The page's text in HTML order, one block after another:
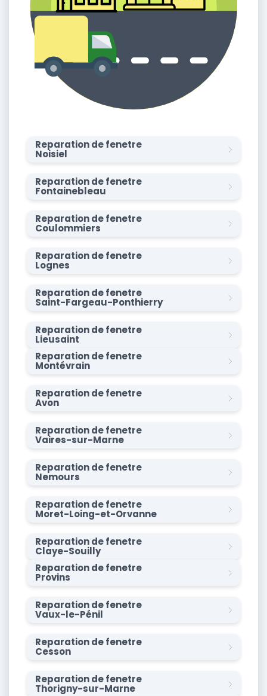
Reparation de fenetre
Noisiel
Reparation de fenetre
Fontainebleau
Reparation de fenetre
Coulommiers
Reparation de fenetre
Lognes
Reparation de fenetre
Saint-Fargeau-Ponthierry
Reparation de fenetre
Lieusaint
Reparation de fenetre
Montévrain
Reparation de fenetre
Avon
Reparation de fenetre
Vaires-sur-Marne
Reparation de fenetre
Nemours
Reparation de fenetre
Moret-Loing-et-Orvanne
Reparation de fenetre
Claye-Souilly
Reparation de fenetre
Provins
Reparation de fenetre
Vaux-le-Pénil
Reparation de fenetre
Cesson
Reparation de fenetre
Thorigny-sur-Marne